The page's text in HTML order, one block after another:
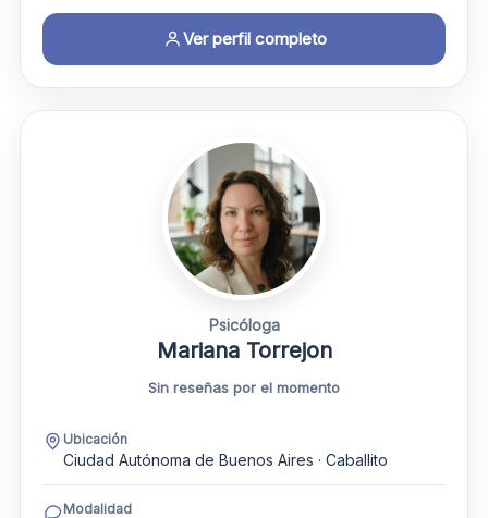
Ver perfil completo
Psicóloga
Mariana Torrejon
Sin reseñas por el momento
Ubicación
Ciudad Autónoma de Buenos Aires · Caballito
Modalidad